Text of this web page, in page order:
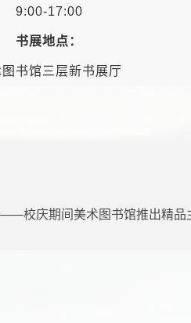
9:00-17:00
书展地点：
图书馆三层新书展厅
校庆期间美术图书馆推出精品